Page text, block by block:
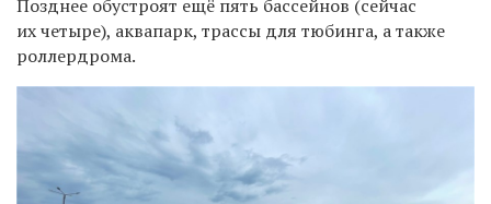
Позднее обустроят ещё пять бассейнов (сейчас
их четыре), аквапарк, трассы для тюбинга, а также
роллердрома.